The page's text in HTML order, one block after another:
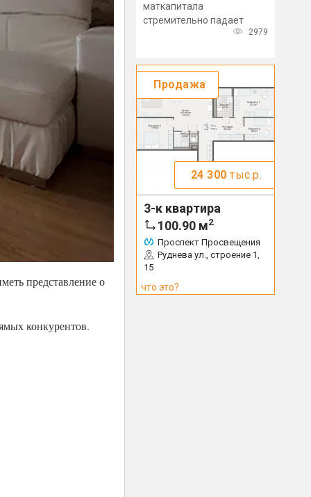
представление о
конкурентов.
маткапитала
стремительно падает
2979
Продажа
24 300 тыс.р.
3-к квартира
100.90 м2
Проспект Просвещения
Руднева ул., строение 1,
15
что это?